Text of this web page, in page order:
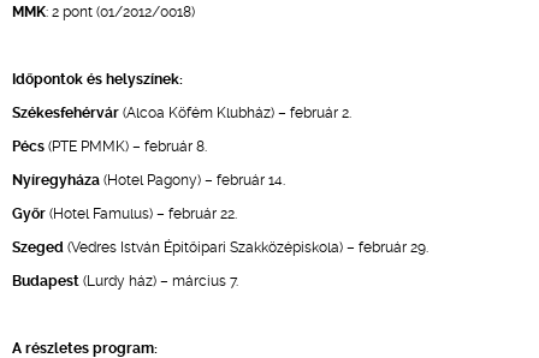
MMK: 2 pont (01/2012/0018)
Időpontok és helyszínek:
Székesfehérvár (Alcoa Köfém Klubház) – február 2.
Pécs (PTE PMMK) – február 8.
Nyíregyháza (Hotel Pagony) – február 14.
Győr (Hotel Famulus) – február 22.
Szeged (Vedres István Építőipari Szakközépiskola) – február 29.
Budapest (Lurdy ház) – március 7.
A részletes program: